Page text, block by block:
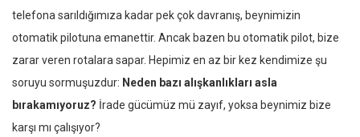
telefona sarıldığımıza kadar pek çok davranış, beynimizin
otomatik pilotuna emanettir. Ancak bazen bu otomatik pilot, bize
zarar veren rotalara sapar. Hepimiz en az bir kez kendimize şu
soruyu sormuşuzdur: Neden bazı alışkanlıkları asla
bırakamıyoruz? İrade gücümüz mü zayıf, yoksa beynimiz bize
karşı mı çalışıyor?